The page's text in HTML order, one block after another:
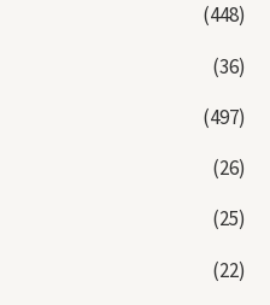
(448)
(36)
(497)
(26)
(25)
(22)